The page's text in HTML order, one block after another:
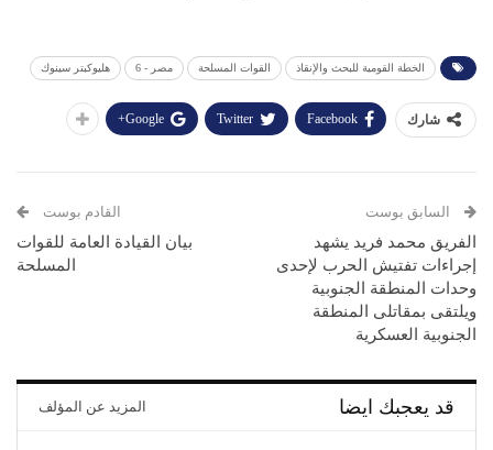
الخطة القومية للبحث والإنقاذ القوات المسلحة مصر - 6 هليوكبتر سينوك
شارك Facebook
Twitter
Google+
السابق بوست
الفريق محمد فريد يشهد
إجراءات تفتيش الحرب لإحدى
وحدات المنطقة الجنوبية
ويلتقى بمقاتلى المنطقة
الجنوبية العسكرية
القادم بوست
بيان القيادة العامة للقوات
المسلحة
قد يعجبك ايضا المزيد عن المؤلف